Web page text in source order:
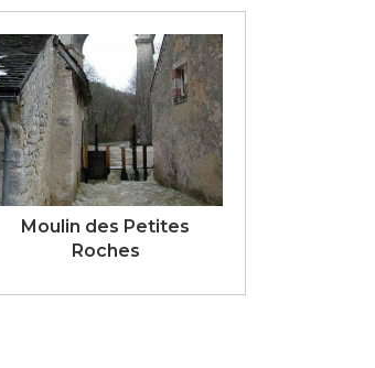
Moulin des Petites
Roches